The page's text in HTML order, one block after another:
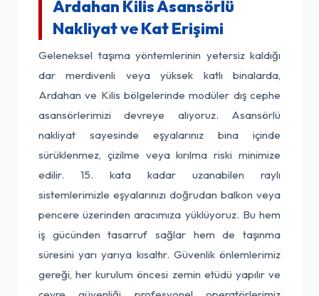
Ardahan Kilis Asansörlü
Nakliyat ve Kat Erişimi
Geleneksel taşıma yöntemlerinin yetersiz kaldığı
dar merdivenli veya yüksek katlı binalarda,
Ardahan ve Kilis bölgelerinde modüler dış cephe
asansörlerimizi devreye alıyoruz. Asansörlü
nakliyat sayesinde eşyalarınız bina içinde
sürüklenmez, çizilme veya kırılma riski minimize
edilir. 15. kata kadar uzanabilen raylı
sistemlerimizle eşyalarınızı doğrudan balkon veya
pencere üzerinden aracımıza yüklüyoruz. Bu hem
iş gücünden tasarruf sağlar hem de taşınma
süresini yarı yarıya kısaltır. Güvenlik önlemlerimiz
gereği, her kurulum öncesi zemin etüdü yapılır ve